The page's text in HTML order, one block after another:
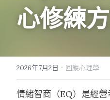
🏕️好人卡店家
😡衝突解決
☺️成熟自我
🥹戀愛裡的眼淚【專
🎴戀愛邀請卡【Let
📝SEO文章服務
🗒️系列文標題生成術
📚阿綸的書單
🎫阿綸喜歡的店家
💸Portaly分站
🎁就愛免費
心修練
2026年7月2日 · 回應心理學
情緒智商（EQ）是經